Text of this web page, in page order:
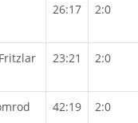
26:17 2:0
23:21 2:0
42:19 2:0